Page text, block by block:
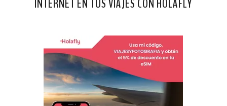
INTERNET EN TUS VIAJES CON HOLAFLY